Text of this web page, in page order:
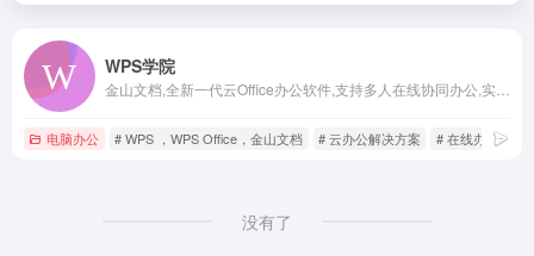
WPS学院
电脑办公 # WPS ，WPS Office，金山文档 # 云办公解决方案 # 在线办公，多
没有了